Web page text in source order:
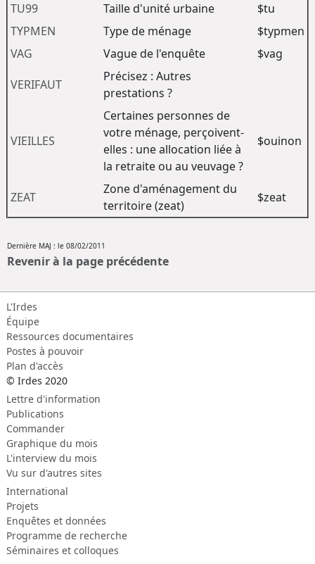
TU99 Taille d'unité urbaine
$tu
TYPMEN
Type de ménage
$typmen
VAG
Vague de l'enquête
$vag
VERIFAUT
Précisez : Autres
prestations ?
VIEILLES
Certaines personnes de
votre ménage, perçoivent-
elles : une allocation liée à
la retraite ou au veuvage ?
$ouinon
ZEAT
Zone d'aménagement du
territoire (zeat)
$zeat
Dernière MAJ : le 08/02/2011
Revenir à la page précédente
L'Irdes
Équipe
Ressources documentaires
Postes à pouvoir
Plan d'accès
© Irdes 2020
Lettre d'information
Publications
Commander
Graphique du mois
L'interview du mois
Vu sur d'autres sites
International
Projets
Enquêtes et données
Programme de recherche
Séminaires et colloques